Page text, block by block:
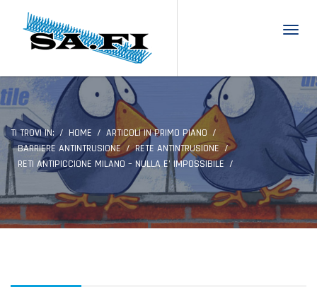
TI TROVI IN: HOME
ARTICOLI IN PRIMO PIANO
BARRIERE ANTINTRUSIONE
RETE ANTINTRUSIONE
RETI ANTIPICCIONE MILANO – NULLA E’ IMPOSSIBILE